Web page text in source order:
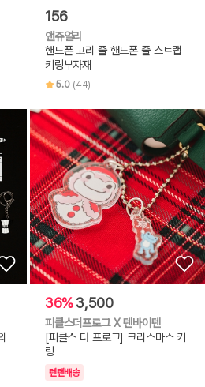
156
앤쥬얼리
핸드폰 고리 줄 핸드폰 줄 스트랩
키링부자재
5.0 (44)
36%3,500
피클스더프로그 X 텐바이텐
[피클스 더 프로그] 크리스마스 키
링
텐텐배송